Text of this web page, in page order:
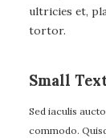
ultricies et,
tortor.
Small
Sed iaculis
commodo.